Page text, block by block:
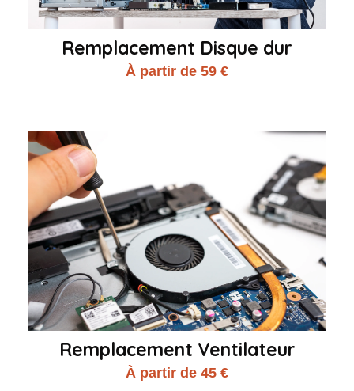
Remplacement Disque dur
À partir de 59 €
Remplacement Ventilateur
À partir de 45 €